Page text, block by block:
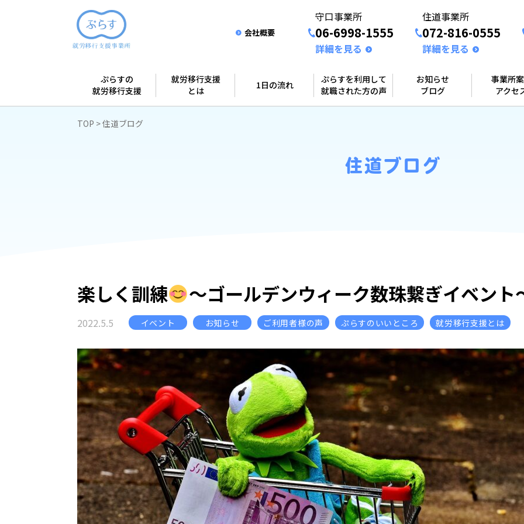
会社概要
守口事業所
06-6998-1555
詳細を見る
住道事業所
072-816-0555
詳細を見る
ぷらすの
就労移行支援
就労移行支援
とは
1日の流れ
ぷらすを利用して
就職された方の声
お知らせ
ブログ
事業所
アクセ
TOP 住道ブログ
住道ブログ
楽しく訓練 ～ゴールデンウィーク数珠繋ぎイベント
2022.5.5 イベント お知らせ ご利用者様の声 ぷらすのいいところ 就労移行支援とは